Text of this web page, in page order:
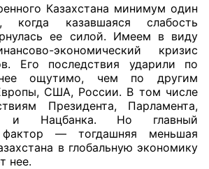
Казахстана минимум один
когда казавшаяся слабость
ее силой. Имеем в виду
экономический кризис
Его последствия ударили по
ощутимо, чем по другим
США, России. В том числе
Президента, Парламента,
и Нацбанка. Но главный
— тогдашняя меньшая
в глобальную экономику
нее.